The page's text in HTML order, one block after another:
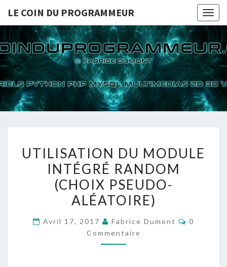
LE COIN DU PROGRAMMEUR
LE
TUTORIELS
PYTHON PHP
MYSQL
MULTIMEDIAS
2D 3D VIDEOS
DU
MODULE
INTÉGRÉ
RANDOM
PSEUDO-
ALÉATOIRE)
UTILISATION DU MODULE
INTÉGRÉ RANDOM
(CHOIX PSEUDO-
ALÉATOIRE)
Avril 17, 2017 Fabrice Dumont
0
Commentaire